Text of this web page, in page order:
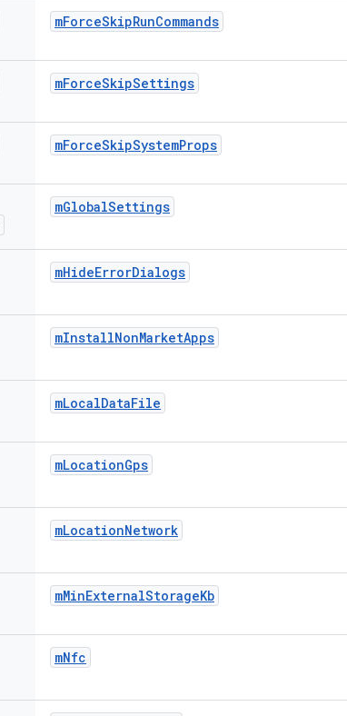
mForceSkipRunCommands
mForceSkipSettings
mForceSkipSystemProps
mGlobalSettings
mHideErrorDialogs
mInstallNonMarketApps
mLocalDataFile
mLocationGps
mLocationNetwork
mMinExternalStorageKb
mNfc